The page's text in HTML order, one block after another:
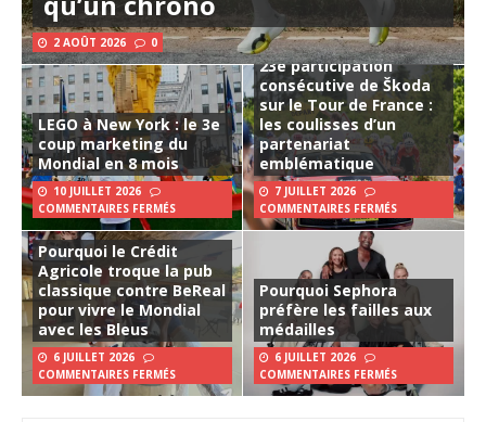
2 AOÛT 2026 0
LEGO à New York : le 3e
coup marketing du
Mondial en 8 mois
10 JUILLET 2026
COMMENTAIRES FERMÉS
23e participation
consécutive de Škoda
sur le Tour de France :
les coulisses d’un
partenariat
emblématique
7 JUILLET 2026
COMMENTAIRES FERMÉS
Pourquoi le Crédit
Agricole troque la pub
classique contre BeReal
pour vivre le Mondial
avec les Bleus
6 JUILLET 2026
COMMENTAIRES FERMÉS
Pourquoi Sephora
préfère les failles aux
médailles
6 JUILLET 2026
COMMENTAIRES FERMÉS